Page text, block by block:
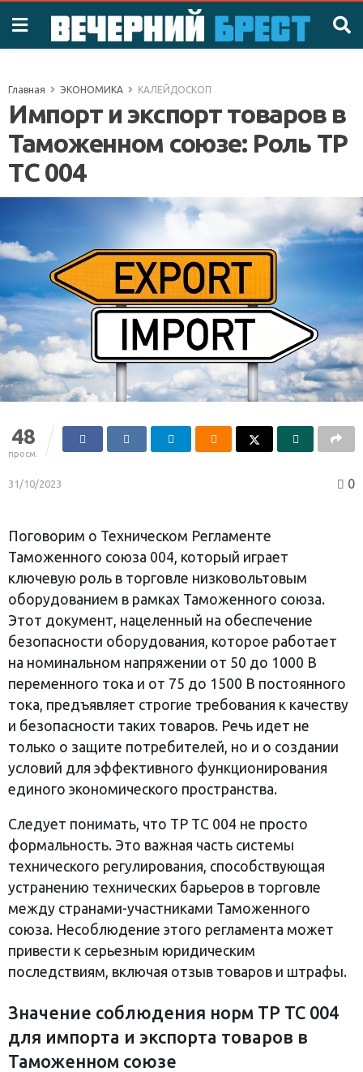
Главная ЭКОНОМИКА КАЛЕЙДОСКОП
Импорт и экспорт товаров в
Таможенном союзе: Роль ТР
ТС 004
48
просм.
31/10/2023 0
Поговорим о Техническом Регламенте
Таможенного союза 004, который играет
ключевую роль в торговле низковольтовым
оборудованием в рамках Таможенного союза.
Этот документ, нацеленный на обеспечение
безопасности оборудования, которое работает
на номинальном напряжении от 50 до 1000 В
переменного тока и от 75 до 1500 В постоянного
тока, предъявляет строгие требования к качеству
и безопасности таких товаров. Речь идет не
только о защите потребителей, но и о создании
условий для эффективного функционирования
единого экономического пространства.
Следует понимать, что ТР ТС 004 не просто
формальность. Это важная часть системы
технического регулирования, способствующая
устранению технических барьеров в торговле
между странами-участниками Таможенного
союза. Несоблюдение этого регламента может
привести к серьезным юридическим
последствиям, включая отзыв товаров и штрафы.
Значение соблюдения норм ТР ТС 004
для импорта и экспорта товаров в
Таможенном союзе